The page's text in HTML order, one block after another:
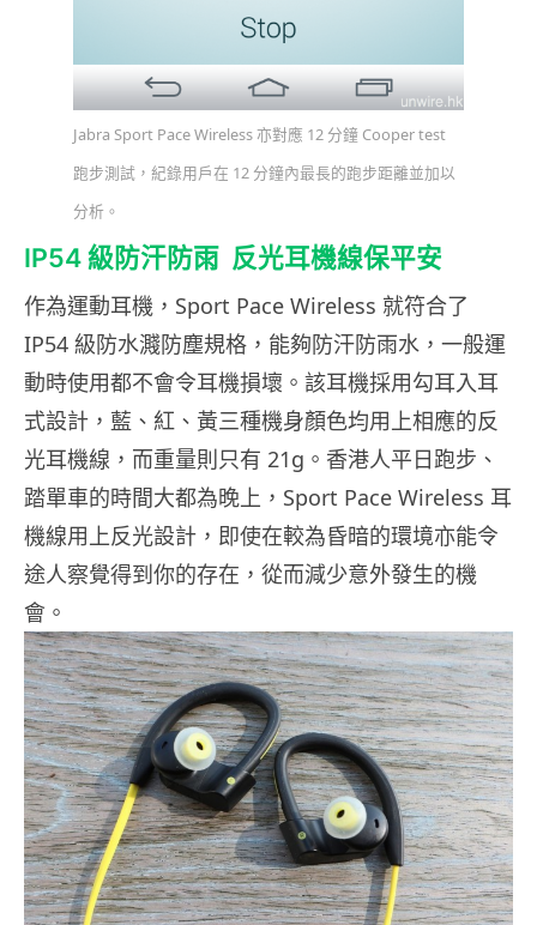
Jabra Sport Pace Wireless 亦對應 12 分鐘 Cooper test
跑步測試，紀錄用戶在 12 分鐘內最長的跑步距離並加以
分析。
IP54 級防汗防雨 反光耳機線保平安
作為運動耳機，Sport Pace Wireless 就符合了
IP54 級防水濺防塵規格，能夠防汗防雨水，一般運
動時使用都不會令耳機損壞。該耳機採用勾耳入耳
式設計，藍、紅、黃三種機身顏色均用上相應的反
光耳機線，而重量則只有 21g。香港人平日跑步、
踏單車的時間大都為晚上，Sport Pace Wireless 耳
機線用上反光設計，即使在較為昏暗的環境亦能令
途人察覺得到你的存在，從而減少意外發生的機
會。